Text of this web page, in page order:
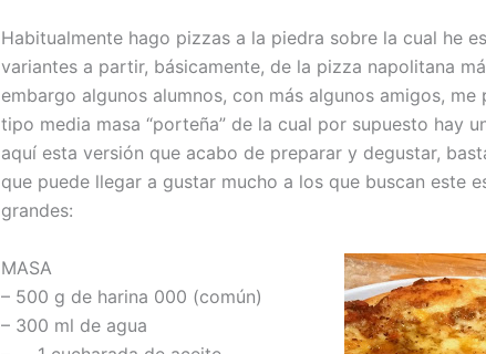
Habitualmente hago pizzas a la piedra sobre la cual he
variantes a partir, básicamente, de la pizza napolitana
embargo algunos alumnos, con más algunos amigos,
tipo media masa “porteña” de la cual por supuesto hay
aquí esta versión que acabo de preparar y degustar,
que puede llegar a gustar mucho a los que buscan este
grandes:
MASA
– 500 g de harina 000 (común)
– 300 ml de agua